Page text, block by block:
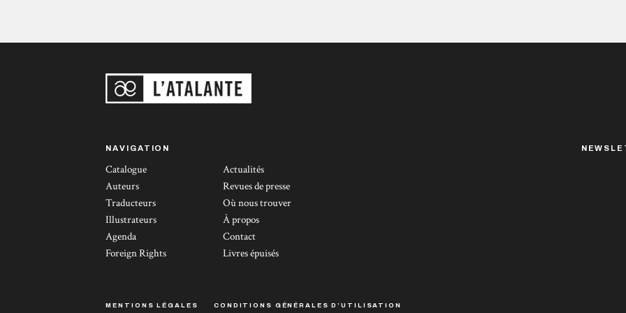
NAVIGATION
Catalogue
Auteurs
Traducteurs
Illustrateurs
Agenda
Foreign Rights
Actualités
Revues de presse
Où nous trouver
À propos
Contact
Livres épuisés
MENTIONS LÉGALES CONDITIONS GÉNÉRALES D’UTILISATION